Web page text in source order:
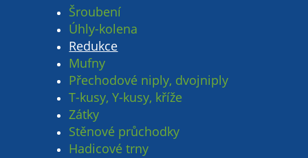
Šroubení
Úhly-kolena
Redukce
Mufny
Přechodové niply, dvojniply
T-kusy, Y-kusy, kříže
Zátky
Stěnové průchodky
Hadicové trny